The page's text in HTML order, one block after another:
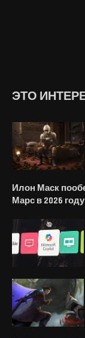
ЭТО
Илон Маск
Марс в 2026